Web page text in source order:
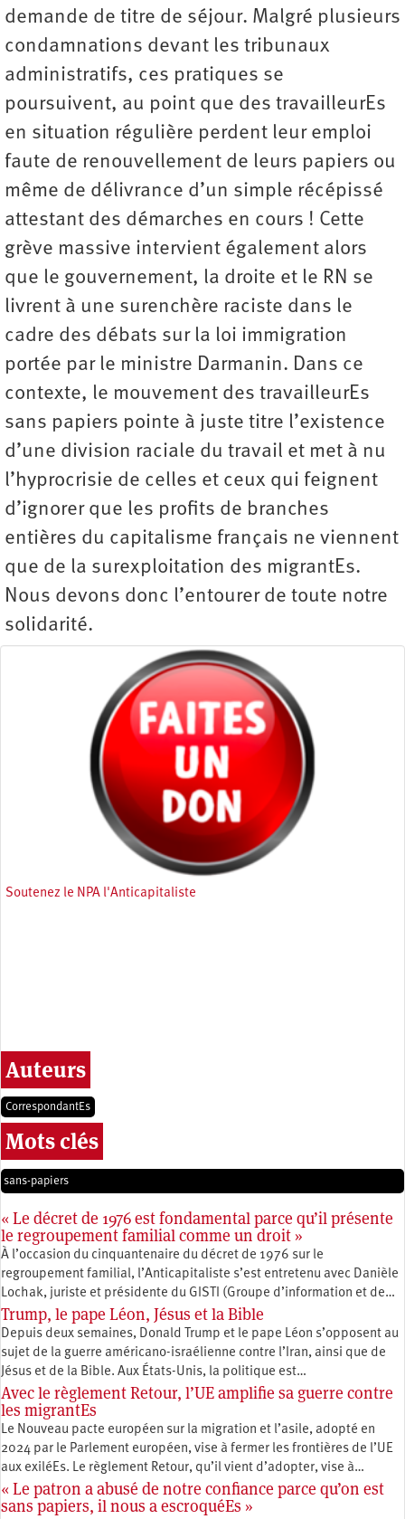
demande de titre de séjour. Malgré plusieurs
condamnations devant les tribunaux
administratifs, ces pratiques se
poursuivent, au point que des travailleurEs
en situation régulière perdent leur emploi
faute de renouvellement de leurs papiers ou
même de délivrance d’un simple récépissé
attestant des démarches en cours ! Cette
grève massive intervient également alors
que le gouvernement, la droite et le RN se
livrent à une surenchère raciste dans le
cadre des débats sur la loi immigration
portée par le ministre Darmanin. Dans ce
contexte, le mouvement des travailleurEs
sans papiers pointe à juste titre l’existence
d’une division raciale du travail et met à nu
l’hyprocrisie de celles et ceux qui feignent
d’ignorer que les profits de branches
entières du capitalisme français ne viennent
que de la surexploitation des migrantEs.
Nous devons donc l’entourer de toute notre
solidarité.
Soutenez le NPA l'Anticapitaliste
Auteurs
CorrespondantEs
Mots clés
sans-papiers
« Le décret de 1976 est fondamental parce qu’il présente
le regroupement familial comme un droit »
À l’occasion du cinquantenaire du décret de 1976 sur le
regroupement familial, l’Anticapitaliste s’est entretenu avec Danièle
Lochak, juriste et présidente du GISTI (Groupe d’information et de…
Trump, le pape Léon, Jésus et la Bible
Depuis deux semaines, Donald Trump et le pape Léon s’opposent au
sujet de la guerre américano-israélienne contre l’Iran, ainsi que de
Jésus et de la Bible. Aux États-Unis, la politique est…
Avec le règlement Retour, l’UE amplifie sa guerre contre
les migrantEs
Le Nouveau pacte européen sur la migration et l’asile, adopté en
2024 par le Parlement européen, vise à fermer les frontières de l’UE
aux exiléEs. Le règlement Retour, qu’il vient d’adopter, vise à…
« Le patron a abusé de notre confiance parce qu’on est
sans papiers, il nous a escroquéEs »